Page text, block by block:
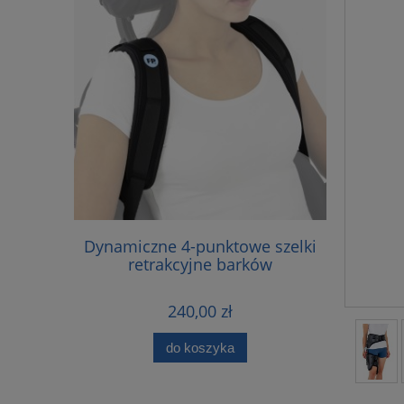
Dynamiczne 4-punktowe szelki
retrakcyjne barków
240,00 zł
do koszyka